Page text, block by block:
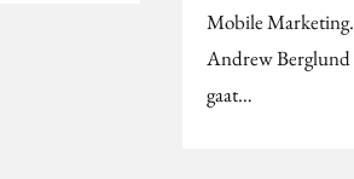
Mobile Marketing.
Andrew Berglund
gaat…